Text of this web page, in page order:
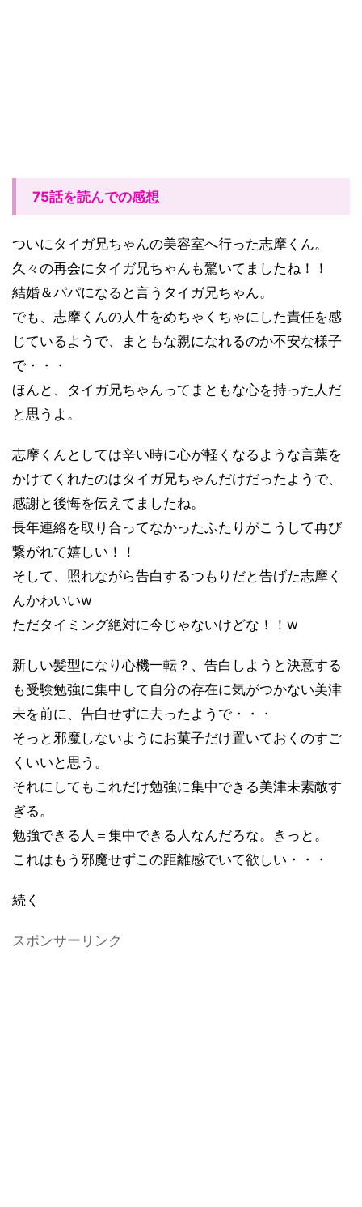
75話を読んでの感想
ついにタイガ兄ちゃんの美容室へ行った志摩くん。
久々の再会にタイガ兄ちゃんも驚いてましたね！！
結婚＆パパになると言うタイガ兄ちゃん。
でも、志摩くんの人生をめちゃくちゃにした責任を感
じているようで、まともな親になれるのか不安な様子
で・・・
ほんと、タイガ兄ちゃんってまともな心を持った人だ
と思うよ。
志摩くんとしては辛い時に心が軽くなるような言葉を
かけてくれたのはタイガ兄ちゃんだけだったようで、
感謝と後悔を伝えてましたね。
長年連絡を取り合ってなかったふたりがこうして再び
繋がれて嬉しい！！
そして、照れながら告白するつもりだと告げた志摩く
んかわいいw
ただタイミング絶対に今じゃないけどな！！w
新しい髪型になり心機一転？、告白しようと決意する
も受験勉強に集中して自分の存在に気がつかない美津
未を前に、告白せずに去ったようで・・・
そっと邪魔しないようにお菓子だけ置いておくのすご
くいいと思う。
それにしてもこれだけ勉強に集中できる美津未素敵す
ぎる。
勉強できる人＝集中できる人なんだろな。きっと。
これはもう邪魔せずこの距離感でいて欲しい・・・
続く
スポンサーリンク